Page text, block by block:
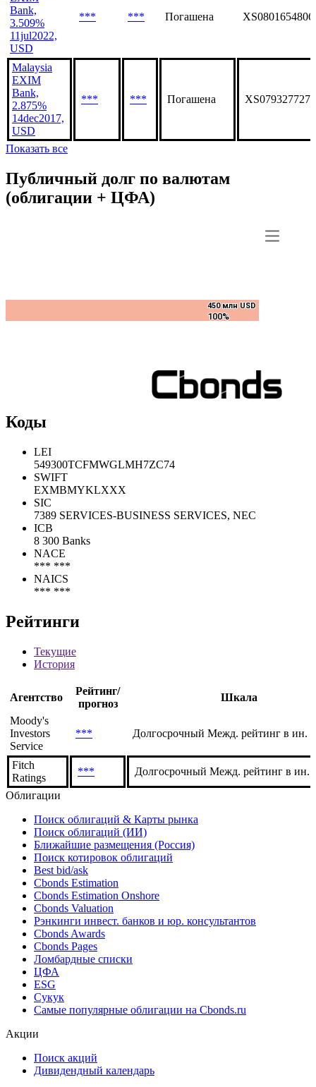
Bank,
3.509%
11jul2022,
USD
*** *** Погашена XS0801654806
Malaysia
EXIM
Bank,
2.875%
14dec2017,
USD
*** *** Погашена XS0793277277
Показать все
Публичный долг по валютам
(облигации + ЦФА)
450 млн USD
100%
450 млн USD
100%
Коды
LEI
549300TCFMWGLMH7ZC74
SWIFT
EXMBMYKLXXX
SIC
7389 SERVICES-BUSINESS SERVICES, NEC
ICB
8 300 Banks
NACE
*** ***
NAICS
*** ***
Рейтинги
Текущие
История
Агентство
Рейтинг/
прогноз
Шкала
Moody's
Investors
Service
*** Долгосрочный Межд. рейтинг в ин.
Fitch
Ratings
***
Долгосрочный Межд. рейтинг в ин.
Облигации
Поиск облигаций & Карты рынка
Поиск облигаций (ИИ)
Ближайшие размещения (Россия)
Поиск котировок облигаций
Best bid/ask
Cbonds Estimation
Cbonds Estimation Onshore
Cbonds Valuation
Рэнкинги инвест. банков и юр. консультантов
Cbonds Awards
Cbonds Pages
Ломбардные списки
ЦФА
ESG
Сукук
Самые популярные облигации на Cbonds.ru
Акции
Поиск акций
Дивидендный календарь